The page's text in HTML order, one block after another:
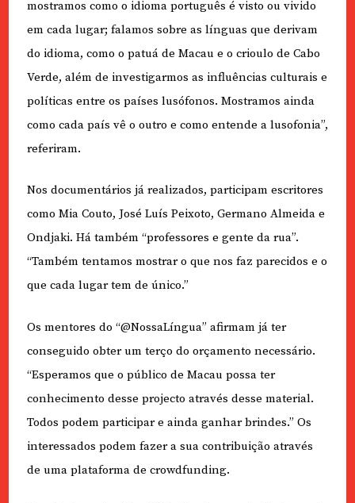
mostramos como o idioma português é visto ou vivido
em cada lugar; falamos sobre as línguas que derivam
do idioma, como o patuá de Macau e o crioulo de Cabo
Verde, além de investigarmos as influências culturais e
políticas entre os países lusófonos. Mostramos ainda
como cada país vê o outro e como entende a lusofonia”,
referiram.
Nos documentários já realizados, participam escritores
como Mia Couto, José Luís Peixoto, Germano Almeida e
Ondjaki. Há também “professores e gente da rua”.
“Também tentamos mostrar o que nos faz parecidos e o
que cada lugar tem de único.”
Os mentores do “@NossaLíngua” afirmam já ter
conseguido obter um terço do orçamento necessário.
“Esperamos que o público de Macau possa ter
conhecimento desse projecto através desse material.
Todos podem participar e ainda ganhar brindes.” Os
interessados podem fazer a sua contribuição através
de uma plataforma de crowdfunding.